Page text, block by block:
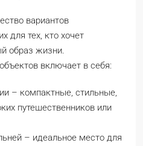
вариантов
для тех, кто хочет
образ жизни.
включает в себя:
– компактные, стильные,
путешественников или
– идеальное место для